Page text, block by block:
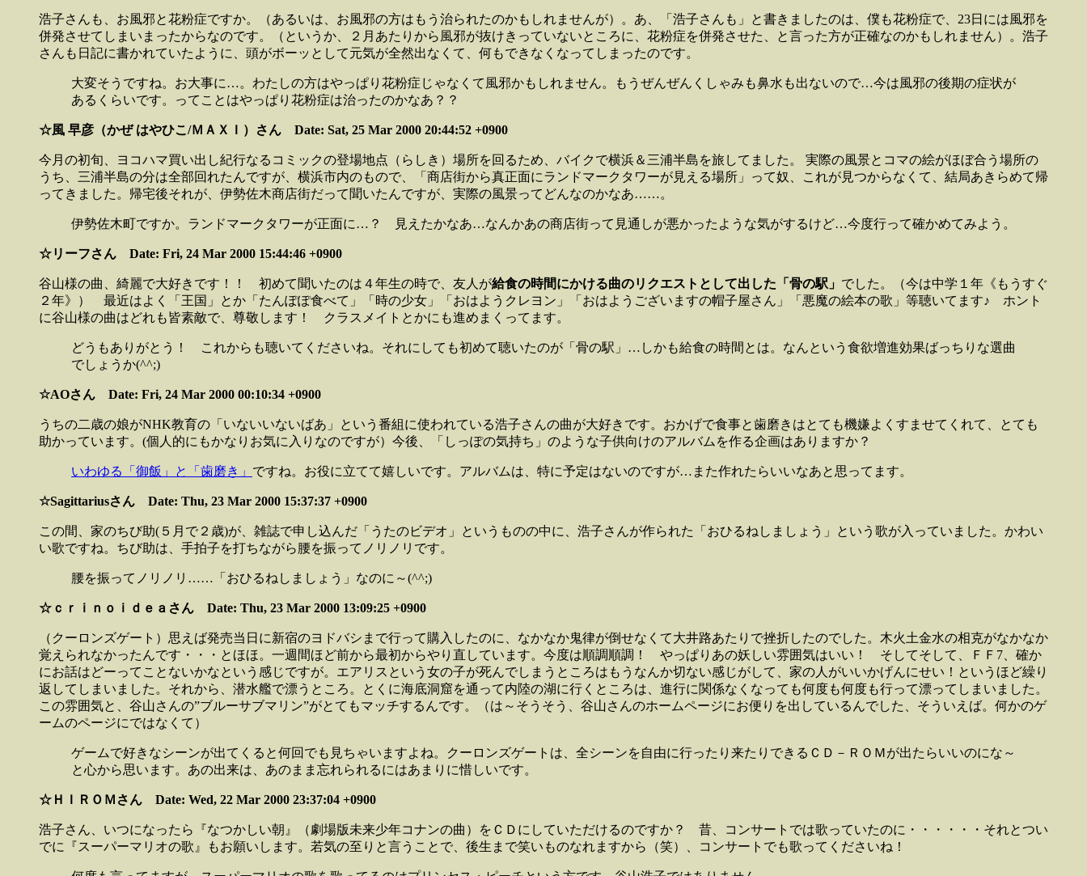
浩子さんも、お風邪と花粉症ですか。（あるいは、お風邪の方はもう治られたのかもしれませんが）。あ、「浩子さんも」と書きましたのは、僕も花粉症で、23日には風邪を
併発させてしまいまったからなのです。（というか、２月あたりから風邪が抜けきっていないところに、花粉症を併発させた、と言った方が正確なのかもしれません）。浩子
さんも日記に書かれていたように、頭がボーッとして元気が全然出なくて、何もできなくなってしまったのです。
大変そうですね。お大事に…。わたしの方はやっぱり花粉症じゃなくて風邪かもしれません。もうぜんぜんくしゃみも鼻水も出ないので…今は風邪の後期の症状が
あるくらいです。ってことはやっぱり花粉症は治ったのかなあ？？
☆風 早彦（かぜ はやひこ/ＭＡＸＩ）さん Date: Sat, 25 Mar 2000 20:44:52 +0900
今月の初旬、ヨコハマ買い出し紀行なるコミックの登場地点（らしき）場所を回るため、バイクで横浜＆三浦半島を旅してました。 実際の風景とコマの絵がほぼ合う場所の
うち、三浦半島の分は全部回れたんですが、横浜市内のもので、「商店街から真正面にランドマークタワーが見える場所」って奴、これが見つからなくて、結局あきらめて帰
ってきました。帰宅後それが、伊勢佐木商店街だって聞いたんですが、実際の風景ってどんなのかなあ……。
伊勢佐木町ですか。ランドマークタワーが正面に…？ 見えたかなあ…なんかあの商店街って見通しが悪かったような気がするけど…今度行って確かめてみよう。
☆リーフさん Date: Fri, 24 Mar 2000 15:44:46 +0900
谷山様の曲、綺麗で大好きです！！ 初めて聞いたのは４年生の時で、友人が給食の時間にかける曲のリクエストとして出した「骨の駅」 でした。（今は中学１年《もうすぐ
２年》） 最近はよく「王国」とか「たんぽぽ食べて」「時の少女」「おはようクレヨン」「おはようございますの帽子屋さん」「悪魔の絵本の歌」等聴いてます♪ ホント
に谷山様の曲はどれも皆素敵で、尊敬します！ クラスメイトとかにも進めまくってます。
どうもありがとう！ これからも聴いてくださいね。それにしても初めて聴いたのが「骨の駅」…しかも給食の時間とは。なんという食欲増進効果ばっちりな選曲
でしょうか(^^;)
☆AOさん Date: Fri, 24 Mar 2000 00:10:34 +0900
うちの二歳の娘がNHK教育の「いないいないばあ」という番組に使われている浩子さんの曲が大好きです。おかげで食事と歯磨きはとても機嫌よくすませてくれて、とても
助かっています。(個人的にもかなりお気に入りなのですが）今後、「しっぽの気持ち」のような子供向けのアルバムを作る企画はありますか？
いわゆる「御飯」と「歯磨き」 ですね。お役に立てて嬉しいです。アルバムは、特に予定はないのですが…また作れたらいいなあと思ってます。
☆Sagittariusさん Date: Thu, 23 Mar 2000 15:37:37 +0900
この間、家のちび助(５月で２歳)が、雑誌で申し込んだ「うたのビデオ」というものの中に、浩子さんが作られた「おひるねしましょう」という歌が入っていました。かわい
い歌ですね。ちび助は、手拍子を打ちながら腰を振ってノリノリです。
腰を振ってノリノリ……「おひるねしましょう」なのに～(^^;)
☆ｃｒｉｎｏｉｄｅａさん Date: Thu, 23 Mar 2000 13:09:25 +0900
（クーロンズゲート）思えば発売当日に新宿のヨドバシまで行って購入したのに、なかなか鬼律が倒せなくて大井路あたりで挫折したのでした。木火土金水の相克がなかなか
覚えられなかったんです・・・とほほ。一週間ほど前から最初からやり直しています。今度は順調順調！ やっぱりあの妖しい雰囲気はいい！ そしてそして、ＦＦ7、確か
にお話はどーってことないかなという感じですが。エアリスという女の子が死んでしまうところはもうなんか切ない感じがして、家の人がいいかげんにせい！というほど繰り
返してしまいました。それから、潜水艦で漂うところ。とくに海底洞窟を通って内陸の湖に行くところは、進行に関係なくなっても何度も何度も行って漂ってしまいました。
この雰囲気と、谷山さんの”ブルーサブマリン”がとてもマッチするんです。（は～そうそう、谷山さんのホームページにお便りを出しているんでした、そういえば。何かのゲ
ームのページにではなくて）
ゲームで好きなシーンが出てくると何回でも見ちゃいますよね。クーロンズゲートは、全シーンを自由に行ったり来たりできるＣＤ－ＲＯＭが出たらいいのにな～
と心から思います。あの出来は、あのまま忘れられるにはあまりに惜しいです。
☆ＨＩＲＯＭさん Date: Wed, 22 Mar 2000 23:37:04 +0900
浩子さん、いつになったら『なつかしい朝』（劇場版未来少年コナンの曲）をＣＤにしていただけるのですか？ 昔、コンサートでは歌っていたのに・・・・・・それとつい
でに『スーパーマリオの歌』もお願いします。若気の至りと言うことで、後生まで笑いものなれますから（笑）、コンサートでも歌ってくださいね！